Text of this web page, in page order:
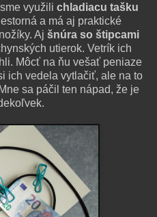
využili chladiacu tašku
a má aj praktické
Aj šnúra so štipcami
utierok. Vetrík ich
Môcť na ňu vešať peniaze
ich vedela vytlačiť, ale na to
sa páčil ten nápad, že je